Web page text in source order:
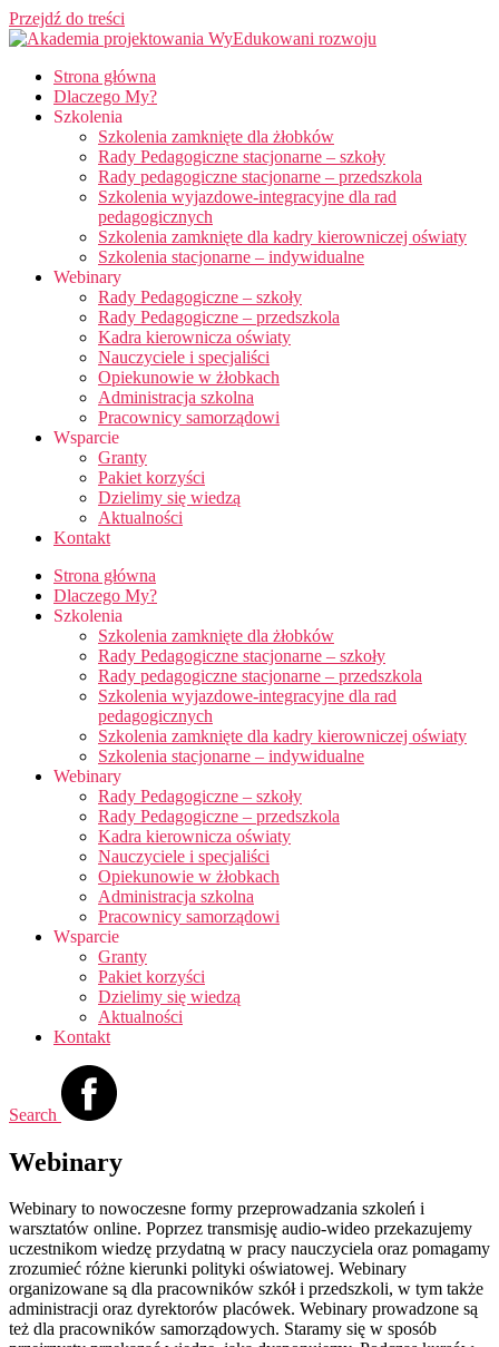
Przejdź do treści
Strona główna
Dlaczego My?
Szkolenia
Szkolenia zamknięte dla żłobków
Rady Pedagogiczne stacjonarne – szkoły
Rady pedagogiczne stacjonarne – przedszkola
Szkolenia wyjazdowe-integracyjne dla rad
pedagogicznych
Szkolenia zamknięte dla kadry kierowniczej oświaty
Szkolenia stacjonarne – indywidualne
Webinary
Rady Pedagogiczne – szkoły
Rady Pedagogiczne – przedszkola
Kadra kierownicza oświaty
Nauczyciele i specjaliści
Opiekunowie w żłobkach
Administracja szkolna
Pracownicy samorządowi
Wsparcie
Granty
Pakiet korzyści
Dzielimy się wiedzą
Aktualności
Kontakt
Strona główna
Dlaczego My?
Szkolenia
Szkolenia zamknięte dla żłobków
Rady Pedagogiczne stacjonarne – szkoły
Rady pedagogiczne stacjonarne – przedszkola
Szkolenia wyjazdowe-integracyjne dla rad
pedagogicznych
Szkolenia zamknięte dla kadry kierowniczej oświaty
Szkolenia stacjonarne – indywidualne
Webinary
Rady Pedagogiczne – szkoły
Rady Pedagogiczne – przedszkola
Kadra kierownicza oświaty
Nauczyciele i specjaliści
Opiekunowie w żłobkach
Administracja szkolna
Pracownicy samorządowi
Wsparcie
Granty
Pakiet korzyści
Dzielimy się wiedzą
Aktualności
Kontakt
Search
Webinary
Webinary to nowoczesne formy przeprowadzania szkoleń i
warsztatów online. Poprzez transmisję audio-wideo przekazujemy
uczestnikom wiedzę przydatną w pracy nauczyciela oraz pomagamy
zrozumieć różne kierunki polityki oświatowej. Webinary
organizowane są dla pracowników szkół i przedszkoli, w tym także
administracji oraz dyrektorów placówek. Webinary prowadzone są
też dla pracowników samorządowych. Staramy się w sposób